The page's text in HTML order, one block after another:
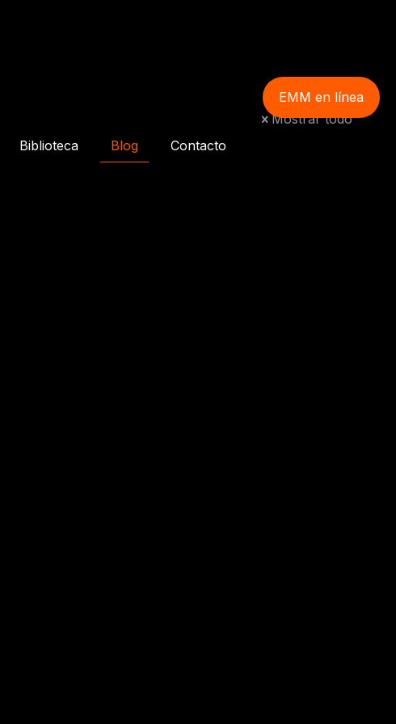
Biblioteca Blog Contacto
EMM en línea
Mostrar todo